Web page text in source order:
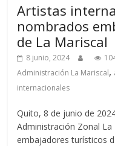
Artistas
nombrados
de La Mariscal
8 junio, 2024
Administración La Mariscal,
internacionales
Quito, 8 de junio de
Administración Zonal
embajadores turísticos